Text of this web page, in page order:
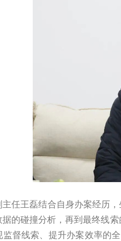
王磊结合自身办案经历，
的碰撞分析，再到最终线
督线索、提升办案效率的